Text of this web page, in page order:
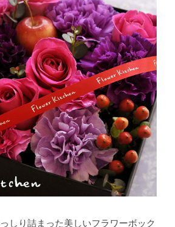
しり詰まった美しいフラワーボック